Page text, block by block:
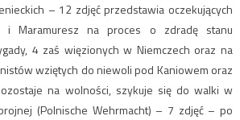
– 12 zdjęć przedstawia oczekujących
i Maramuresz na proces o zdradę stanu
4 zaś więzionych w Niemczech oraz na
wziętych do niewoli pod Kaniowem oraz
na wolności, szykuje się do walki w
(Polnische Wehrmacht) – 7 zdjęć – po